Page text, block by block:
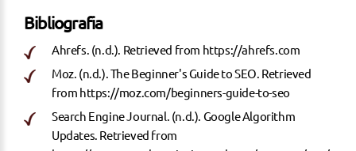
Bibliografia
Ahrefs. (n.d.). Retrieved from https://ahrefs.com
Moz. (n.d.). The Beginner's Guide to SEO. Retrieved
from https://moz.com/beginners-guide-to-seo
Search Engine Journal. (n.d.). Google Algorithm
Updates. Retrieved from